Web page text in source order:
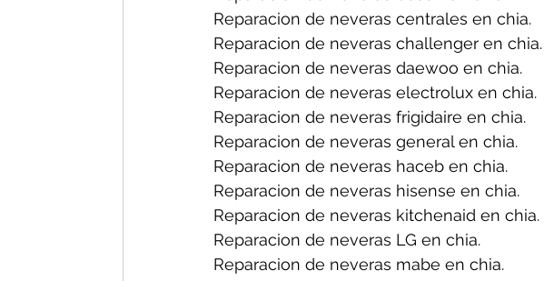
Reparacion de neveras centrales en chia.
Reparacion de neveras challenger en chia.
Reparacion de neveras daewoo en chia.
Reparacion de neveras electrolux en chia.
Reparacion de neveras frigidaire en chia.
Reparacion de neveras general en chia.
Reparacion de neveras haceb en chia.
Reparacion de neveras hisense en chia.
Reparacion de neveras kitchenaid en chia.
Reparacion de neveras LG en chia.
Reparacion de neveras mabe en chia.